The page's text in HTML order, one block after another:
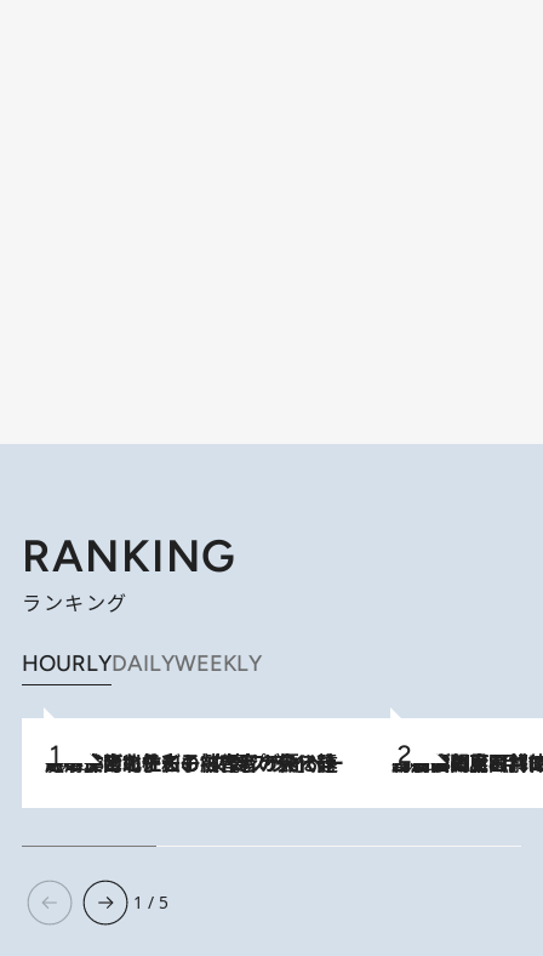
RANKING
ランキング
HOURLYDAILYWEEKLY
2026.8.3
《「文士の子ども被害者の会」発足！》阿川佐和子（72）が語る遠藤周作に北杜夫、劇作家・矢代静一の子どもたちの“文豪プライベート事件簿” 2026.8.8
「最後に見られてよかった」上野動物園の東園パンダ舎が解体前に特別公開。8月16日まで延長されたパネル展と共に辿る“半世紀”のパンダ飼育《解体工事の図面あり》
1 / 5